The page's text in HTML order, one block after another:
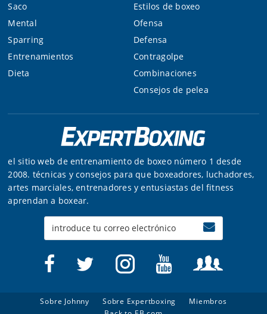
Saco
Mental
Sparring
Entrenamientos
Dieta
Estilos de boxeo
Ofensa
Defensa
Contragolpe
Combinaciones
Consejos de pelea
el sitio web de entrenamiento de boxeo número 1 desde
2008. técnicas y consejos para que boxeadores, luchadores,
artes marciales, entrenadores y entusiastas del fitness
aprendan a boxear.
Enter
Sobre Johnny Sobre Expertboxing
Miembros